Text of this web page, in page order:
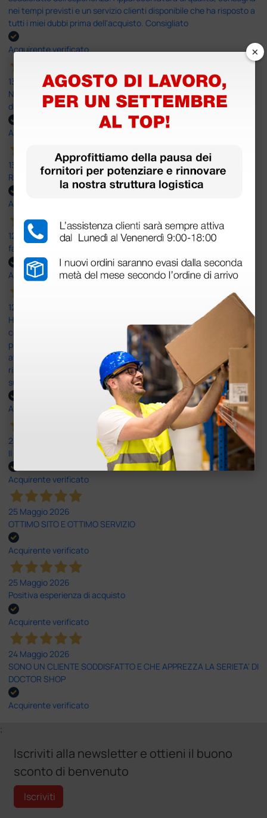
nei tempi previsti e un servizio clienti disponibile che ha risposto a
tutti i miei dubbi prima dell'acquisto. Consigliato
Acquirente verificato
13 Luglio 2026
Nulla da eccepire. Tutto estremamente chiaro e corretto,
dall’ordine alla consegna.
Acquirente verificato
13 Luglio 2026
Rapidi, disponibili ben forniti
Acquirente verificato
12 Giugno 2026
facilità di acquisto e puntualità
Acquirente verificato
12 Giugno 2026
Ho avuto un problema con la consegna, il pacco non è stato
consegnato ma messo in giacenza. Il problema è stato
prontamente risolto dal servizio clienti. Altro problema il codice di
attivazione del software per il PC non corretto e anche questo
risolto in modo rapido professionale e immediato. Assistenza
super disponibile e professionale più che 5 stelle
Acquirente verificato
25 Maggio 2026
Il servizio e’ risultato buono, anche i tempi di consegna
Acquirente verificato
25 Maggio 2026
OTTIMO SITO E OTTIMO SERVIZIO
Acquirente verificato
25 Maggio 2026
Positiva esperienza di acquisto
Acquirente verificato
24 Maggio 2026
SONO UN CLIENTE SODDISFATTO E CHE APPREZZA LA SERIETA' DI
DOCTOR SHOP
Acquirente verificato
;
Iscriviti alla newsletter e ottieni il buono
sconto di benvenuto
Iscriviti
×